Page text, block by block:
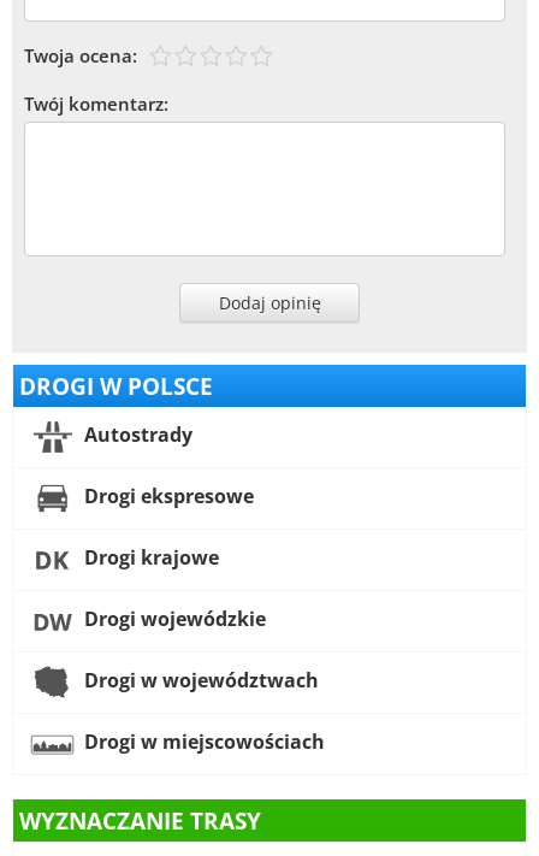
Twoja ocena:
Twój komentarz:
Dodaj opinię
DROGI W POLSCE
Autostrady
Drogi ekspresowe
Drogi krajowe
Drogi wojewódzkie
Drogi w województwach
Drogi w miejscowościach
WYZNACZANIE TRASY